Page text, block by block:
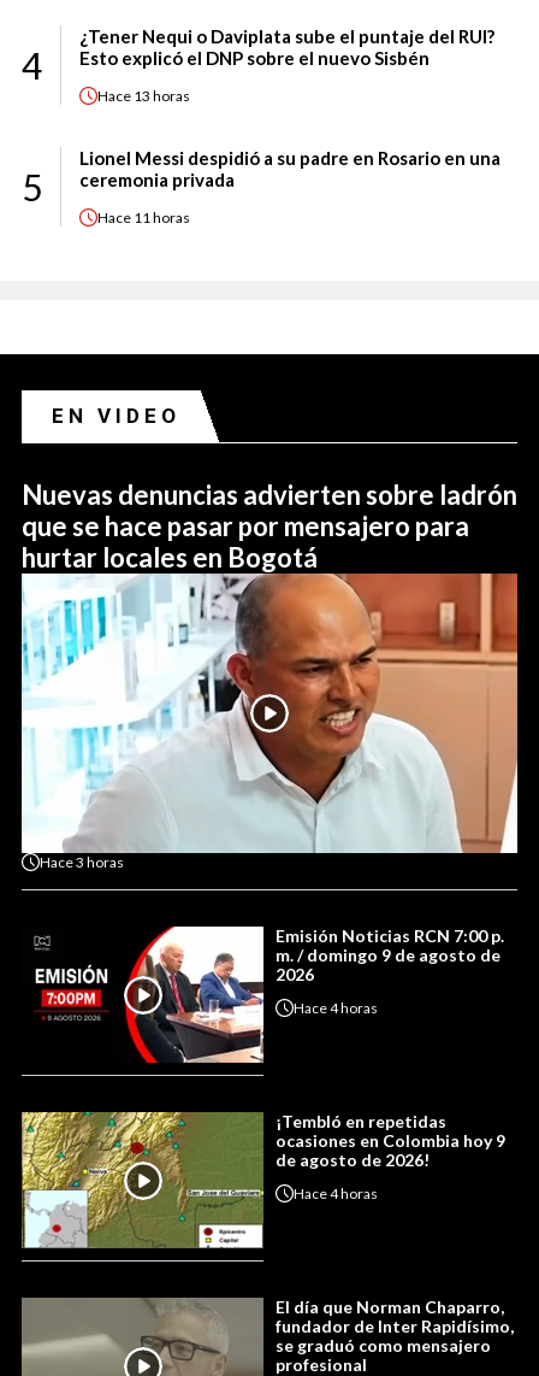
4
¿Tener Nequi o Daviplata sube el puntaje del RUI?
Esto explicó el DNP sobre el nuevo Sisbén
Hace 13 horas
5
Lionel Messi despidió a su padre en Rosario en una
ceremonia privada
Hace 11 horas
EN VIDEO
Nuevas denuncias advierten sobre ladrón
que se hace pasar por mensajero para
hurtar locales en Bogotá
Hace3 horas
Emisión Noticias RCN 7:00 p.
m. / domingo 9 de agosto de
2026
Hace4 horas
¡Tembló en repetidas
ocasiones en Colombia hoy 9
de agosto de 2026!
Hace4 horas
El día que Norman Chaparro,
fundador de Inter Rapidísimo,
se graduó como mensajero
profesional